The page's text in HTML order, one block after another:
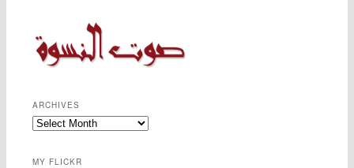
ARCHIVES
MY FLICKR